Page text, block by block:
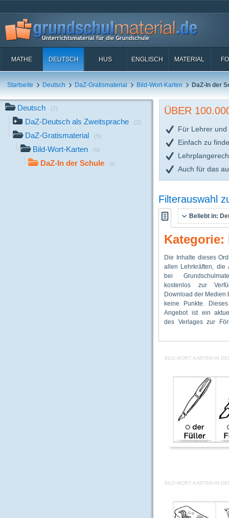
MATHE DEUTSCH HUS ENGLISCH MATERIAL
Startseite Deutsch DaZ-Gratismaterial Bild-Wort-Karten DaZ-In der
Deutsch (7)
DaZ-Deutsch als Zweitsprache (2)
DaZ-Gratismaterial (5)
Bild-Wort-Karten (5)
DaZ-In der Schule (5)
ÜBER
Für Lehrer und
Einfach zu
Auch für das
Filterauswahl
Beliebt in:
Kategorie:
Die Inhalte dieses
allen Lehrkräften, die
bei
kostenlos zur
Download der Medien
keine Punkte.
Angebot ist ein
des Verlages zur
Kindern mit
Im Mittelpunkt stehen
denen das Lernen
Sprache bzw.
Anfangsunterricht
gefördert
Fundstelle für weitere
Deutsch, Klasse 2,
als Zweitsprache,
DaZ
Link:https://www.grundschulmaterial.de/
2/DAZ -
Zweitsprache/Bild-
BILD-WORT-KARTEN-IN-
BILD-WORT-KARTEN-IN-